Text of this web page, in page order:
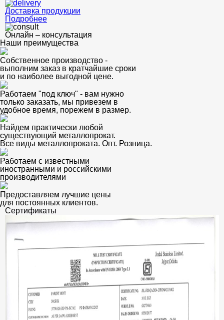
Доставка продукции
Подробнее
Онлайн – консультация
Наши преимущества
Собственное производство -
выполним заказ в кратчайшие сроки
и по наиболее выгодной цене.
Работаем "под ключ" - вам нужно
только заказать, мы привезем в
удобное время, порежем в размер.
Найдем практически любой
существующий металлопрокат.
Все виды металлопроката. Опт. Розница.
Работаем с известными
иностранными и российскими
производителями
Предоставляем лучшие цены
для постоянных клиентов.
Сертификаты